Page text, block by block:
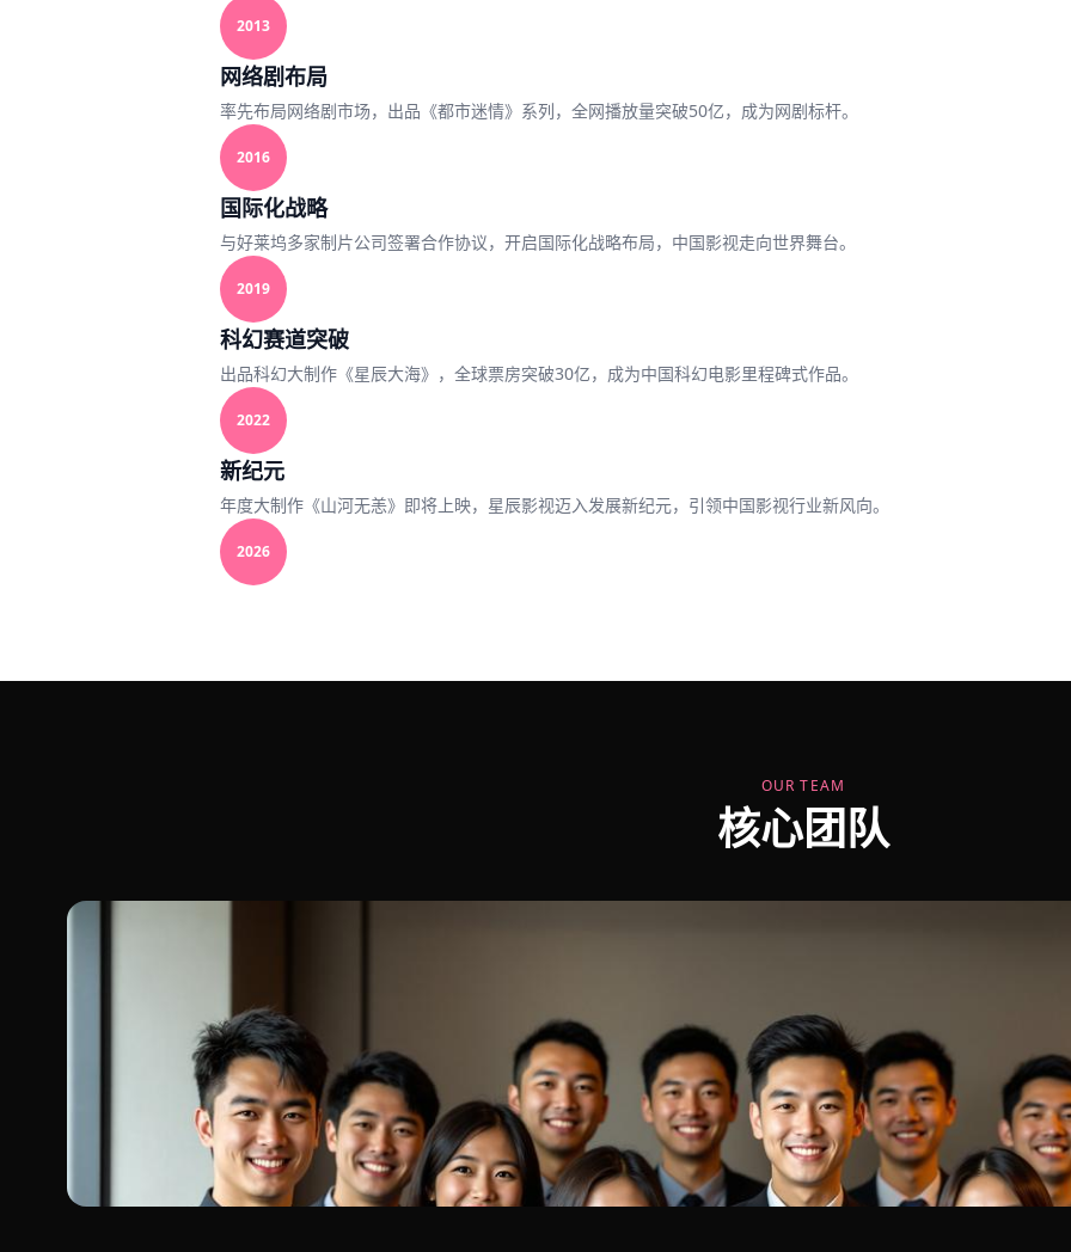
2013
网络剧布局
率先布局网络剧市场，出品《都市迷情》系列，全网播放量突破50亿，成为网剧标杆。
2016
国际化战略
与好莱坞多家制片公司签署合作协议，开启国际化战略布局，中国影视走向世界舞台。
2019
科幻赛道突破
出品科幻大制作《星辰大海》，全球票房突破30亿，成为中国科幻电影里程碑式作品。
2022
新纪元
年度大制作《山河无恙》即将上映，星辰影视迈入发展新纪元，引领中国影视行业新风向。
2026
OUR TEAM
核心团队